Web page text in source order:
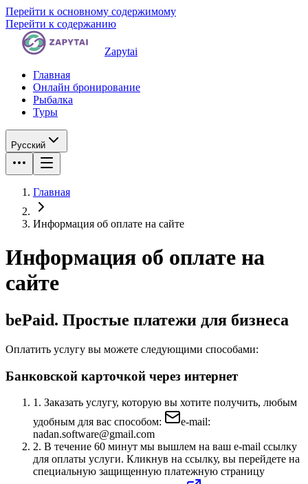
Перейти к основному содержимому
Перейти к содержанию
Zapytai
Главная
Онлайн бронирование
Рыбалка
Туры
Русский
Главная
Информация об оплате на сайте
Информация об оплате на
сайте
bePaid. Простые платежи для бизнеса
Оплатить услугу вы можете следующими способами:
Банковской карточкой через интернет
1. Заказать услугу, которую вы хотите получить, любым
удобным для вас способом:
e-mail:
nadan.software@gmail.com
2. В течение 60 минут мы вышлем на ваш e-mail ссылку
для оплаты услуги. Кликнув на ссылку, вы перейдете на
специальную защищенную платежную страницу